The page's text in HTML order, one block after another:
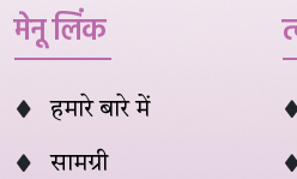
मेनू लिंक
हमारे बारे में
सामग्री